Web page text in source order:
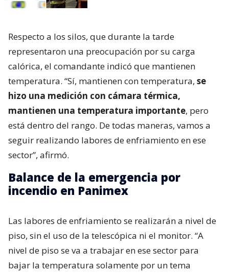
Respecto a los silos, que durante la tarde
representaron una preocupación por su carga
calórica, el comandante indicó que mantienen
temperatura. “Sí, mantienen con temperatura, se
hizo una medición con cámara térmica,
mantienen una temperatura importante, pero
está dentro del rango. De todas maneras, vamos a
seguir realizando labores de enfriamiento en ese
sector”, afirmó.
Balance de la emergencia por
incendio en Panimex
Las labores de enfriamiento se realizarán a nivel de
piso, sin el uso de la telescópica ni el monitor. “A
nivel de piso se va a trabajar en ese sector para
bajar la temperatura solamente por un tema